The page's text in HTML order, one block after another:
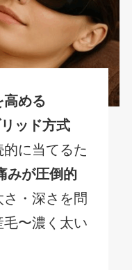
める
ッド方式
に当てるた
みが圧倒的
・深さを問
〜濃く太い